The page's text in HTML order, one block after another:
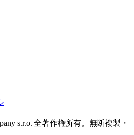
s.r.o. 全著作権所有。無断複製・